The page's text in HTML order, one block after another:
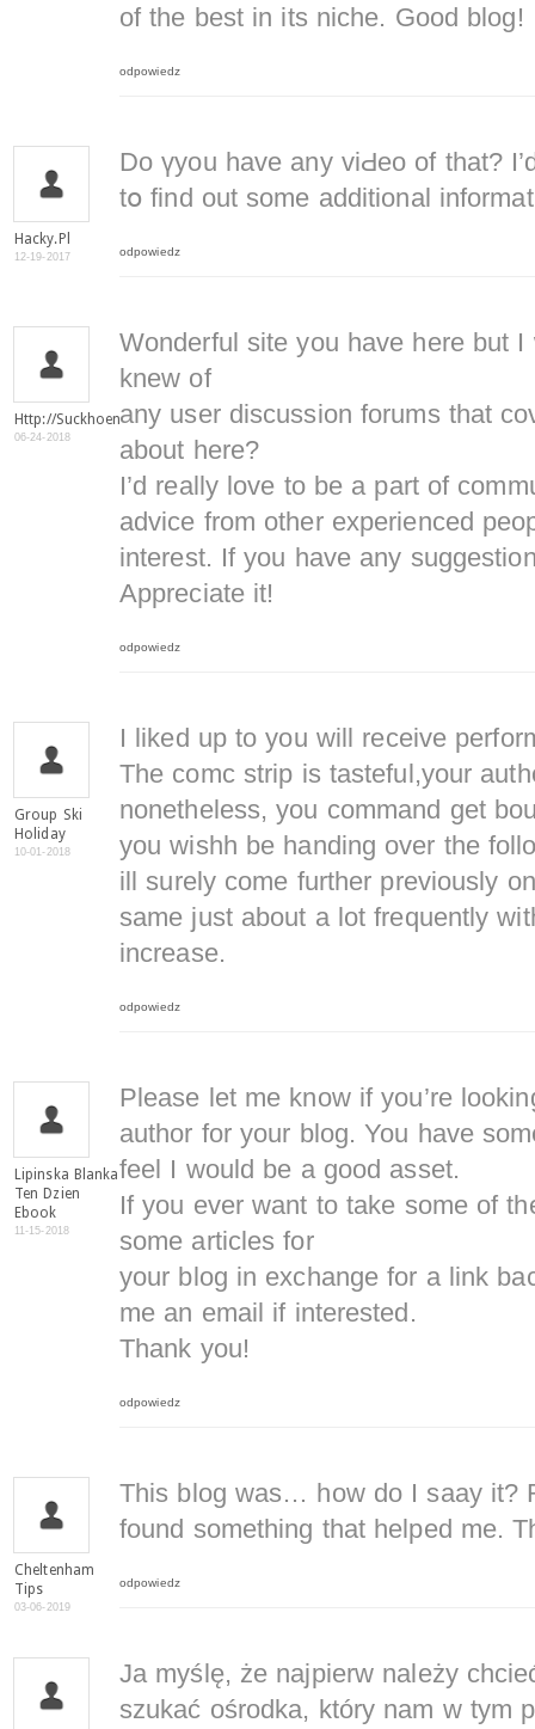
of the best in its niche. Good blog!
odpowiedz
Hacky.pl
12-19-2017
Do үyou have any viԀeo of that?
tօ find out some additional
odpowiedz
Http://suckhoenamkhoa.com/
06-24-2018
Wonderful site you have here but
knew of
any user discussion forums that
about here?
I’d really love to be a part of
advice from other experienced
interest. If you have any
Appreciate it!
odpowiedz
Group Ski
Holiday
10-01-2018
I liked up to you will receive
The comc strip is tasteful,your
nonetheless, you command get
you wishh be handing over the
ill surely come further previously
same just about a lot frequently
increase.
odpowiedz
Lipinska Blanka
Ten Dzien
Ebook
11-15-2018
Please let me know if you’re
author for your blog. You have
feel I would be a good asset.
If you ever want to take some of
some articles for
your blog in exchange for a link
me an email if interested.
Thank you!
odpowiedz
Cheltenham
Tips
03-06-2019
This blog was… how do I saay it?
found something that helped me.
odpowiedz
Ja myślę, że najpierw należy
szukać ośrodka, który nam w tym